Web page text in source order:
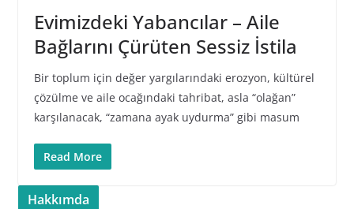
Evimizdeki Yabancılar – Aile
Bağlarını Çürüten Sessiz İstila
Bir toplum için değer yargılarındaki erozyon, kültürel
çözülme ve aile ocağındaki tahribat, asla “olağan”
karşılanacak, “zamana ayak uydurma” gibi masum
Read More
Hakkımda